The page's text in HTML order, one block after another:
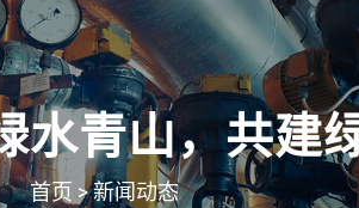
水青山，共建
首页 >新闻动态